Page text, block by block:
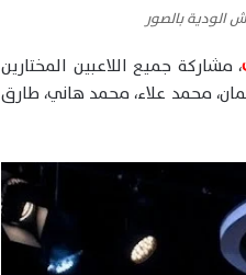
الودية بالصور
، مشاركة جميع اللاعبين المختارين
محمد علاء، محمد هاني، طارق